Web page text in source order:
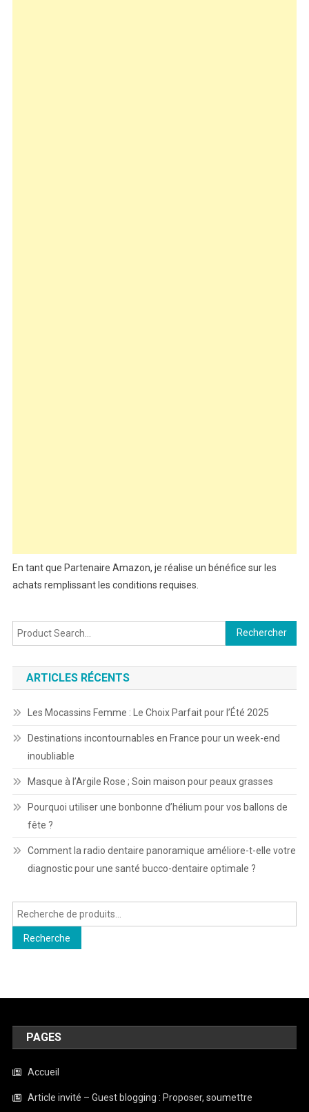
En tant que Partenaire Amazon, je réalise un bénéfice sur les
achats remplissant les conditions requises.
Rechercher :
ARTICLES RÉCENTS
Les Mocassins Femme : Le Choix Parfait pour l’Été 2025
Destinations incontournables en France pour un week-end
inoubliable
Masque à l’Argile Rose ; Soin maison pour peaux grasses
Pourquoi utiliser une bonbonne d’hélium pour vos ballons de
fête ?
Comment la radio dentaire panoramique améliore-t-elle votre
diagnostic pour une santé bucco-dentaire optimale ?
Recherche
pour :
Recherche
PAGES
Accueil
Article invité – Guest blogging : Proposer, soumettre